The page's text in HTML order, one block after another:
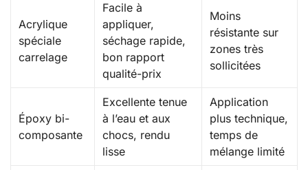
Acrylique
spéciale
carrelage
Facile à
appliquer,
séchage rapide,
bon rapport
qualité-prix
Moins
résistante sur
zones très
sollicitées
Époxy bi-
composante
Excellente tenue
à l’eau et aux
chocs, rendu
lisse
Application
plus technique,
temps de
mélange limité